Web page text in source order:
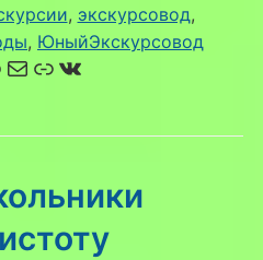
, экскурсовод
, ЮныйЭкскурсовод
Почта
Ссылка
ВКонтакте